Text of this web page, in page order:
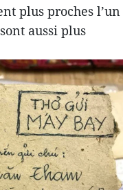
plus proches l’un
aussi plus